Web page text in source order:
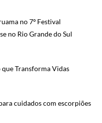
no 7º Festival
no Rio Grande do Sul
Transforma Vidas
cuidados com escorpiões